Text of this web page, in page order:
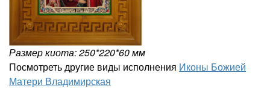
Размер киота: 250*220*60 мм
Посмотреть другие виды исполнения Иконы Божией
Матери Владимирская